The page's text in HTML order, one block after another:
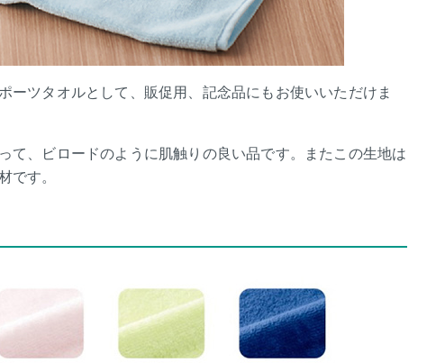
ツタオルとして、販促用、記念品にもお使いいただけま
、ビロードのように肌触りの良い品です。またこの生地は
す。